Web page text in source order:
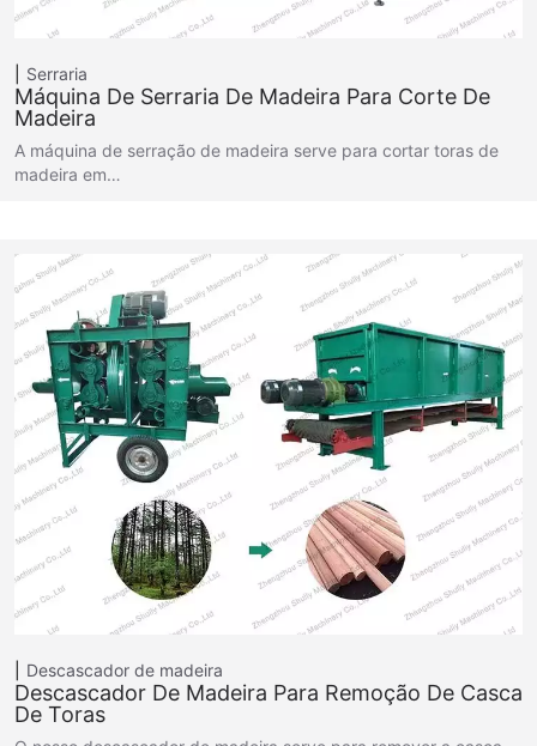
Serraria
Máquina De Serraria De Madeira Para Corte De
Madeira
A máquina de serração de madeira serve para cortar toras de
madeira em…
Descascador de madeira
Descascador De Madeira Para Remoção De Casca
De Toras